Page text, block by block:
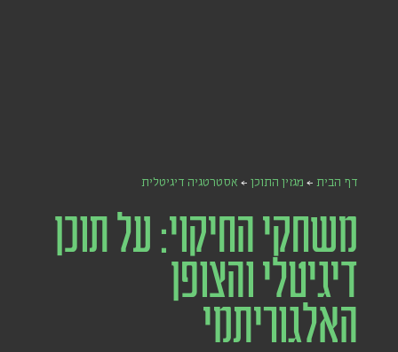
דף הבית ← מגזין התוכן← אסטרטגיה דיגיטלית
משחקי החיקוי: על תוכן
דיגיטלי והצופן
האלגוריתמי